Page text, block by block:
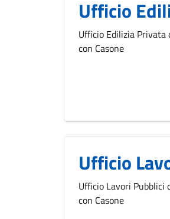
Ufficio
Ufficio Edilizia Privata
con Casone
Ufficio
Ufficio Lavori Pubblici
con Casone